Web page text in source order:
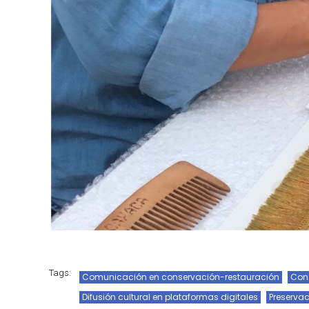
Tags: Comunicación en conservación-restauración
Difusión cultural en plataformas digitales